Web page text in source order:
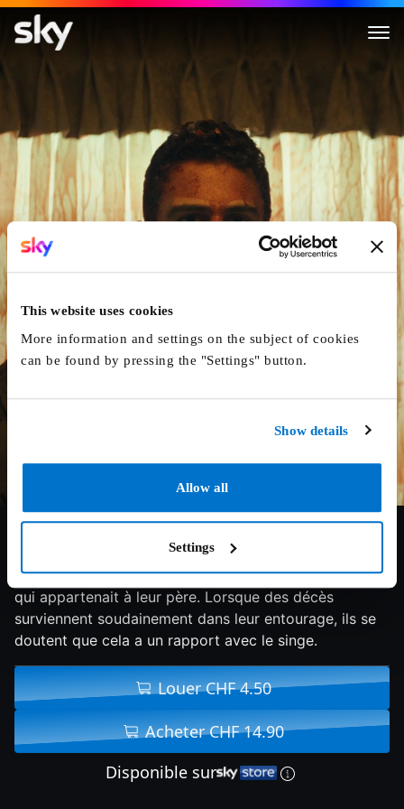
This website uses cookies
More information and settings on the subject of cookies
can be found by pressing the "Settings" button.
Show details
Allow all
Settings
The Monkey
6/10 2025 94 min Horreur
Les jumeaux Hal et Bill trouvent un vieux singe jouet
qui appartenait à leur père. Lorsque des décès
surviennent soudainement dans leur entourage, ils se
doutent que cela a un rapport avec le singe.
Louer CHF 4.50
Acheter CHF 14.90
Disponible sur